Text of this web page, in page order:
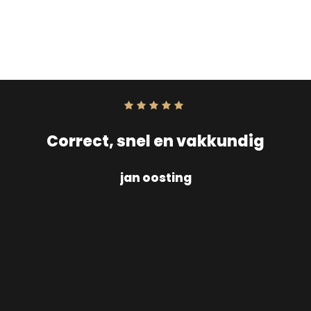
10
Correct, snel en vakkundig
jan oosting